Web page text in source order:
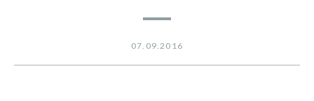
07.09.2016